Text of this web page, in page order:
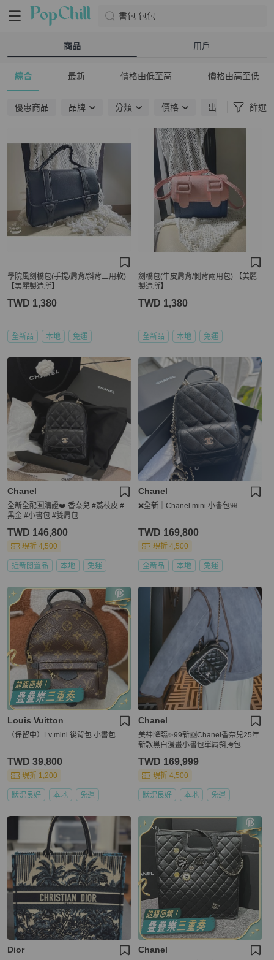
書包 包包
商品 用戶
綜合 最新 價格由低至高 價格由高至低
優惠商品 品牌 分類 價格 出貨地點 篩選
學院風劍橋包(手提/肩背/斜背三用款)
【美麗製造所】
TWD 1,380
全新品 本地 免運
劍橋包(牛皮肩背/側背兩用包) 【美麗
製造所】
TWD 1,380
全新品 本地 免運
Chanel
全新全配🈶購證❤️ 香奈兒 #荔枝皮 #
黑金 #小書包 #雙肩包
TWD 146,800
現折 4,500
近新閒置品 本地 免運
Chanel
❌全新｜Chanel mini 小書包🎒
TWD 169,800
現折 4,500
全新品 本地 免運
Louis Vuitton
（保留中）Lv mini 後背包 小書包
TWD 39,800
現折 1,200
狀況良好 本地 免運
Chanel
美神降臨✨99新🆕Chanel香奈兒25年
新款黑白漫畫小書包單肩斜挎包
TWD 169,999
現折 4,500
狀況良好 本地 免運
Dior Chanel